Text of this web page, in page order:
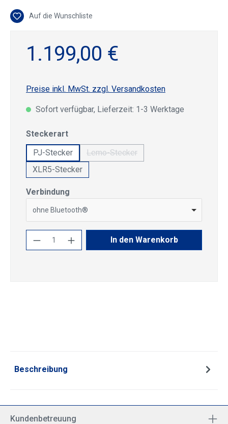
Auf die Wunschliste
1.199,00 €
Preise inkl. MwSt. zzgl. Versandkosten
Sofort verfügbar, Lieferzeit: 1-3 Werktage
Steckerartauswählen
PJ-Stecker
Lemo-Stecker
XLR5-Stecker
Verbindung
ohne Bluetooth®
Produkt Anzahl: Gib den gewünschten
In den Warenkorb
Beschreibung
Kundenbetreuung